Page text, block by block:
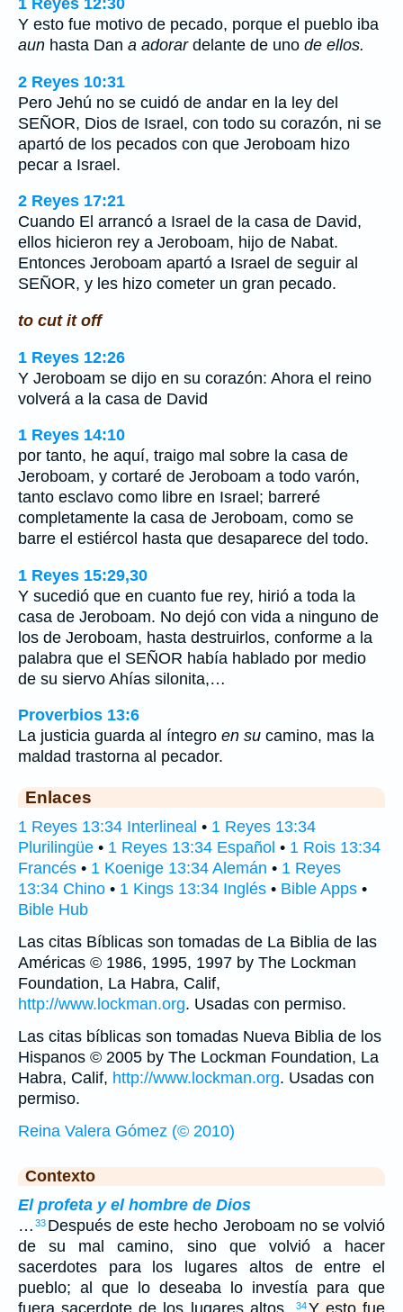
1 Reyes 12:30
Y esto fue motivo de pecado, porque el pueblo iba
aun hasta Dan a adorardelante de uno de ellos.
2 Reyes 10:31
Pero Jehú no se cuidó de andar en la ley del
SEÑOR, Dios de Israel, con todo su corazón, ni se
apartó de los pecados con que Jeroboam hizo
pecar a Israel.
2 Reyes 17:21
Cuando El arrancó a Israel de la casa de David,
ellos hicieron rey a Jeroboam, hijo de Nabat.
Entonces Jeroboam apartó a Israel de seguir al
SEÑOR, y les hizo cometer un gran pecado.
to cut it off
1 Reyes 12:26
Y Jeroboam se dijo en su corazón: Ahora el reino
volverá a la casa de David
1 Reyes 14:10
por tanto, he aquí, traigo mal sobre la casa de
Jeroboam, y cortaré de Jeroboam a todo varón,
tanto esclavo como libre en Israel; barreré
completamente la casa de Jeroboam, como se
barre el estiércol hasta que desaparece del todo.
1 Reyes 15:29,30
Y sucedió que en cuanto fue rey, hirió a toda la
casa de Jeroboam. No dejó con vida a ninguno de
los de Jeroboam, hasta destruirlos, conforme a la
palabra que el SEÑOR había hablado por medio
de su siervo Ahías silonita,…
Proverbios 13:6
La justicia guarda al íntegro en su camino, mas la
maldad trastorna al pecador.
Enlaces
1 Reyes 13:34 Interlineal • 1 Reyes 13:34
Plurilingüe • 1 Reyes 13:34 Español • 1 Rois 13:34
Francés • 1 Koenige 13:34 Alemán • 1 Reyes
13:34 Chino • 1 Kings 13:34 Inglés • Bible Apps •
Bible Hub
Las citas Bíblicas son tomadas de La Biblia de las
Américas © 1986, 1995, 1997 by The Lockman
Foundation, La Habra, Calif,
http://www.lockman.org. Usadas con permiso.
Las citas bíblicas son tomadas Nueva Biblia de los
Hispanos © 2005 by The Lockman Foundation, La
Habra, Calif, http://www.lockman.org. Usadas con
permiso.
Reina Valera Gómez (© 2010)
Contexto
El profeta y el hombre de Dios
… 33 Después de este hecho Jeroboam no se volvió
de su mal camino, sino que volvió a hacer
sacerdotes para los lugares altos de entre el
pueblo; al que lo deseaba lo investía para que
34